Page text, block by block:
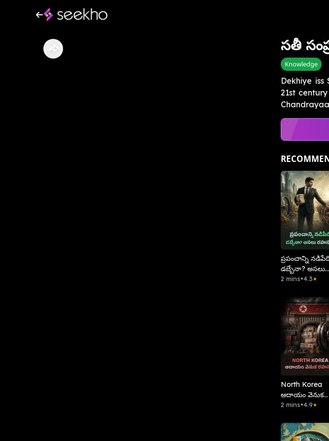
సతీ
Knowledge
Dekhiye
21st
ప్రపంచాన్ని
డబ్బేనా? అసలు
రహస్యం!
2 mins•4.3★
North Korea
ఆదాయం వెనుక
రహస్యం!
2 mins•4.9★